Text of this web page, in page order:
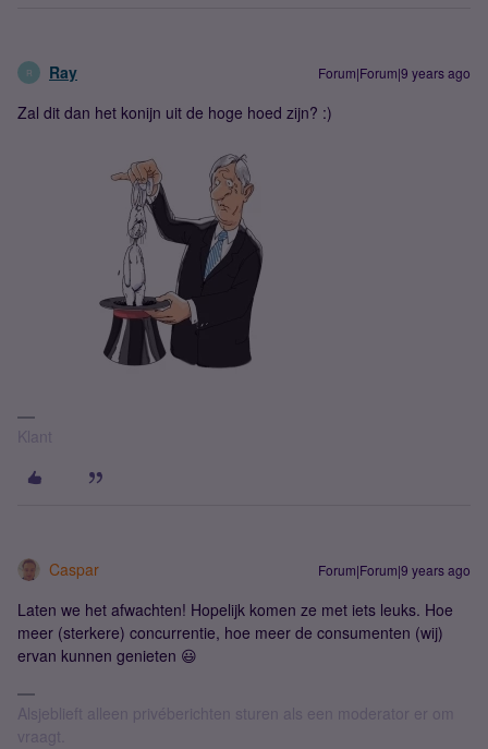
R Ray Forum|Forum|9 years ago
Zal dit dan het konijn uit de hoge hoed zijn? :)
Klant
Caspar Forum|Forum|9 years ago
Laten we het afwachten! Hopelijk komen ze met iets leuks. Hoe
meer (sterkere) concurrentie, hoe meer de consumenten (wij)
ervan kunnen genieten 😃
Alsjeblieft alleen privéberichten sturen als een moderator er om
vraagt.